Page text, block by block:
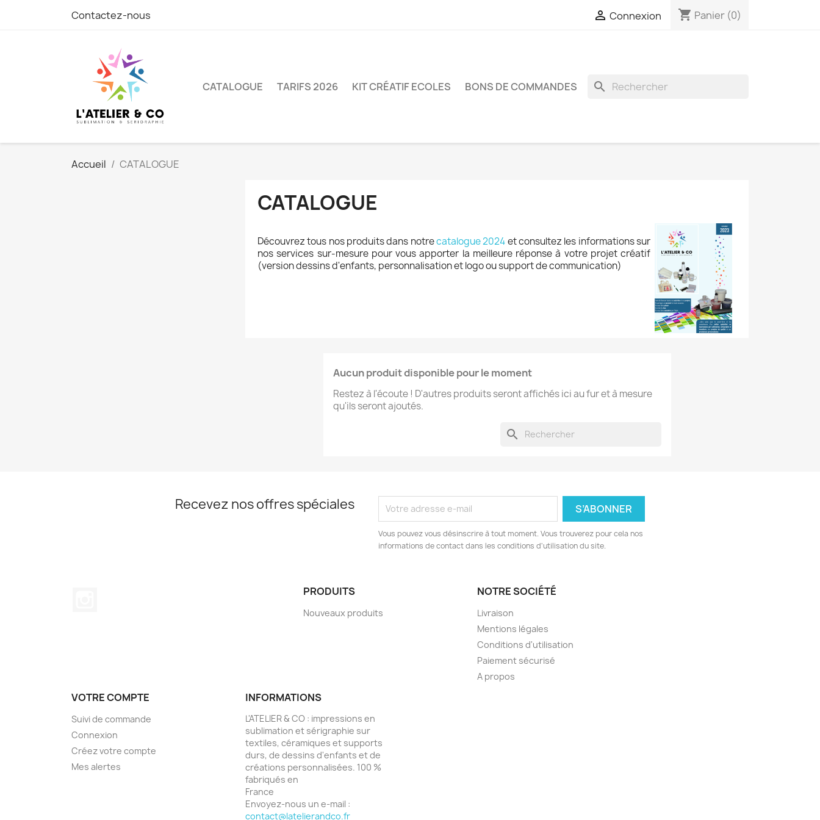
Contactez-nous  Connexion shopping_cart Panier (0)
CATALOGUE TARIFS 2026 KIT CRÉATIF ECOLES BONS DE COMMANDES search
Accueil CATALOGUE
CATALOGUE
Découvrez tous nos produits dans notrecatalogue 2024et consultez les informations sur
nos services sur-mesure pour vous apporter la meilleure réponse à votre projet créatif
(version dessins d'enfants, personnalisation et logo ou support de communication)
Aucun produit disponible pour le moment
Restez à l'écoute ! D'autres produits seront affichés ici au fur et à mesure
qu'ils seront ajoutés.
search
Recevez nos offres spéciales
Vous pouvez vous désinscrire à tout moment. Vous trouverez pour cela nos
informations de contact dans les conditions d'utilisation du site.
PRODUITS
Nouveaux produits
NOTRE SOCIÉTÉ
Livraison
Mentions légales
Conditions d'utilisation
Paiement sécurisé
A propos
VOTRE COMPTE
Suivi de commande
Connexion
Créez votre compte
Mes alertes
INFORMATIONS
L'ATELIER & CO : impressions en
sublimation et sérigraphie sur
textiles, céramiques et supports
durs, de dessins d'enfants et de
créations personnalisées. 100 %
fabriqués en
France
Envoyez-nous un e-mail :
contact@latelierandco.fr